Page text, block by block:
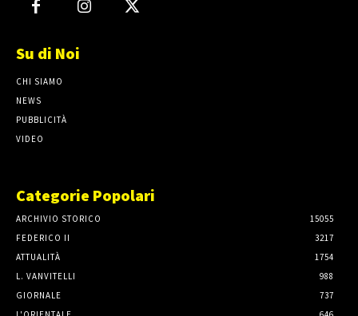
Su di Noi
CHI SIAMO
NEWS
PUBBLICITÀ
VIDEO
Categorie Popolari
ARCHIVIO STORICO
15055
FEDERICO II
3217
ATTUALITÀ
1754
L. VANVITELLI
988
GIORNALE
737